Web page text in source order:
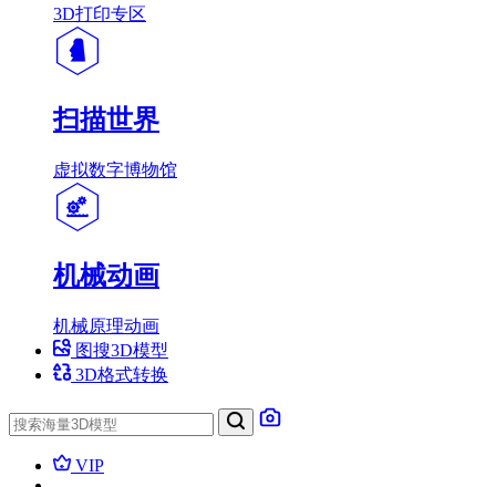
3D打印专区
扫描世界
虚拟数字博物馆
机械动画
机械原理动画
图搜3D模型
3D格式转换
VIP